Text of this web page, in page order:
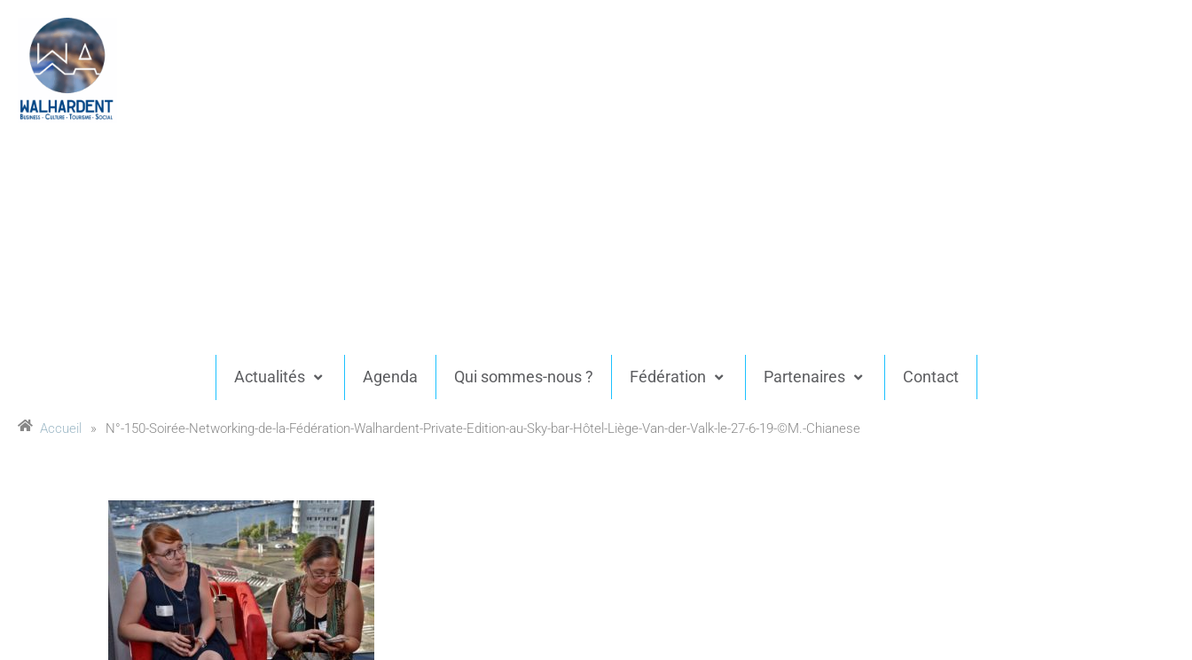
Actualités Agenda Qui sommes-nous ? Fédération Partenaires Contact
Accueil » N°-150-Soirée-Networking-de-la-Fédération-Walhardent-Private-Edition-au-Sky-bar-Hôtel-Liège-Van-der-Valk-le-27-6-19-©M.-Chianese